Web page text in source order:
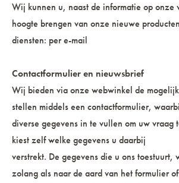
Wij kunnen u, naast de informatie op onze
hoogte brengen van onze nieuwe
diensten: per e-mail
Contactformulier en nieuwsbrief
Wij bieden via onze webwinkel de
stellen middels een contactformulier,
diverse gegevens in te vullen om uw vraag
kiest zelf welke gegevens u daarbij
verstrekt. De gegevens die u ons toestuurt,
zolang als naar de aard van het formulier